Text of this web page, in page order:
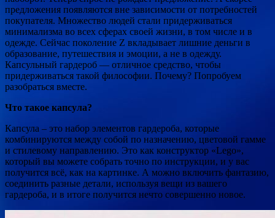
предложения появляются вне зависимости от потребностей
покупателя. Множество людей стали придерживаться
минимализма во всех сферах своей жизни, в том числе и в
одежде. Сейчас поколение Z вкладывает лишние деньги в
образование, путешествия и эмоции, а не в одежду.
Капсульный гардероб — отличное средство, чтобы
придерживаться такой философии. Почему? Попробуем
разобраться вместе.
Что такое капсула?
Капсула – это набор элементов гардероба, которые
комбинируются между собой по назначению, цветовой гамме
и стилевому направлению. Это как конструктор «Lego»,
который вы можете собрать точно по инструкции, и у вас
получится всё, как на картинке. А можно включить фантазию,
соединить разные детали, используя вещи из вашего
гардероба, и в итоге получится нечто совершенно новое.